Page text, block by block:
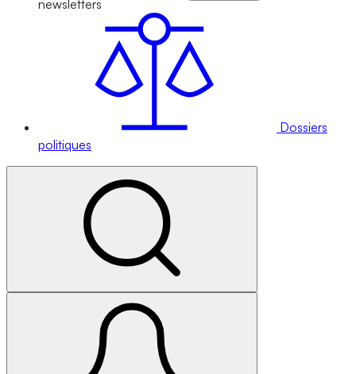
newsletters
Dossiers
politiques